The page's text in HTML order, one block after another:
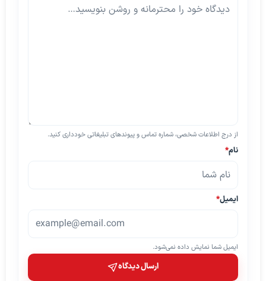
از درج اطلاعات شخصی، شماره تماس و پیوندهای تبلیغاتی خودداری کنید.
نام*
ایمیل*
ایمیل شما نمایش داده نمی‌شود.
ارسال دیدگاه